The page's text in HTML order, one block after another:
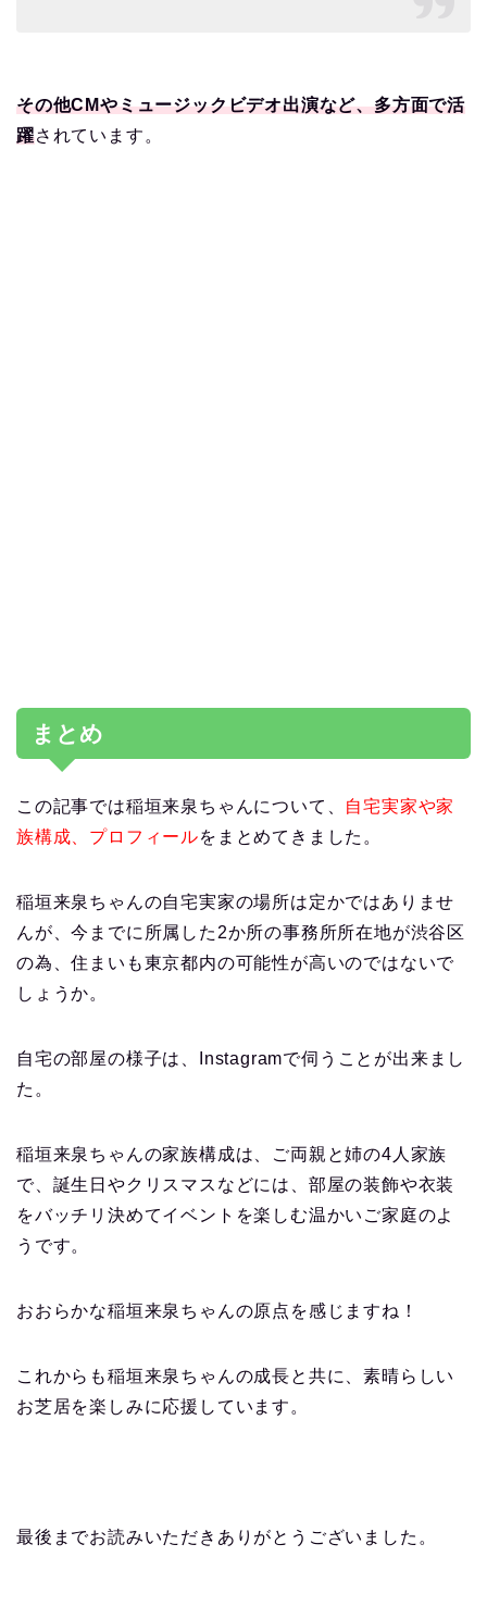
その他CMやミュージックビデオ出演など、多方面で活
躍されています。
まとめ
この記事では稲垣来泉ちゃんについて、 自宅実家や家
族構成、プロフィールをまとめてきました。
稲垣来泉ちゃんの自宅実家の場所は定かではありませ
んが、今までに所属した2か所の事務所所在地が渋谷区
の為、住まいも東京都内の可能性が高いのではないで
しょうか。
自宅の部屋の様子は、Instagramで伺うことが出来まし
た。
稲垣来泉ちゃんの家族構成は、ご両親と姉の4人家族
で、誕生日やクリスマスなどには、部屋の装飾や衣装
をバッチリ決めてイベントを楽しむ温かいご家庭のよ
うです。
おおらかな稲垣来泉ちゃんの原点を感じますね！
これからも稲垣来泉ちゃんの成長と共に、素晴らしい
お芝居を楽しみに応援しています。
最後までお読みいただきありがとうございました。